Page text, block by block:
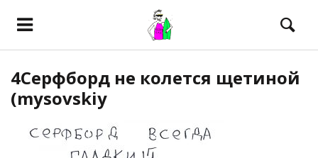
4Серфборд не колется щетиной
(mysovskiy